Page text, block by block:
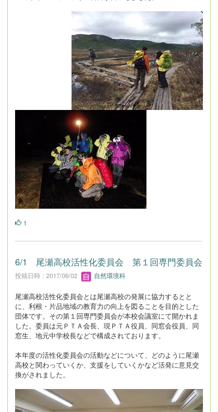
1
6/1 尾瀬高校活性化委員会 第１回専門委員会
投稿日時 : 2017/06/02 自然環境科
尾瀬高校活性化委員会とは尾瀬高校の発展に協力するとと
に、利根・片品地域の教育力の向上を図ることを目的とした
団体です。その第１回専門委員会が本校会議室にて開かれま
した。委員は元ＰＴＡ会長、現ＰＴＡ役員、同窓会役員、同
窓生、地元中学校長などで構成されております。
本年度の活性化委員会の活動などについて、どのように尾瀬
高校と関わっていくか、支援をしていくかなど活発に意見交
換がされました。